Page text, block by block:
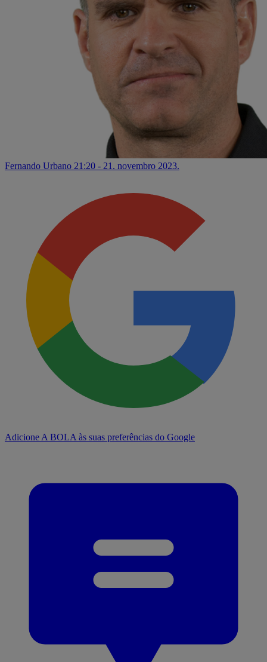
Fernando Urbano 21:20 - 21. novembro 2023.
Adicione A BOLA às suas preferências do Google